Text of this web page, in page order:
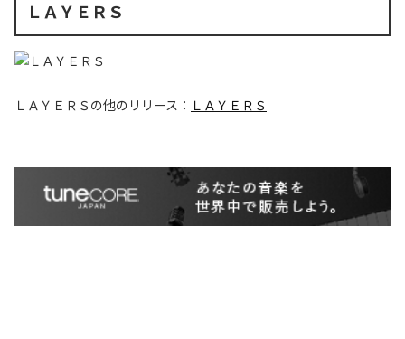
ＬＡＹＥＲＳ
ＬＡＹＥＲＳの他のリリース： ＬＡＹＥＲＳ